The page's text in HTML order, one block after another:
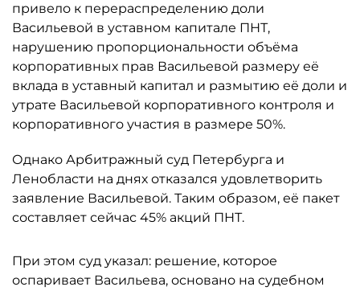
привело к перераспределению доли
Васильевой в уставном капитале ПНТ,
нарушению пропорциональности объёма
корпоративных прав Васильевой размеру её
вклада в уставный капитал и размытию её доли и
утрате Васильевой корпоративного контроля и
корпоративного участия в размере 50%.
Однако Арбитражный суд Петербурга и
Ленобласти на днях отказался удовлетворить
заявление Васильевой. Таким образом, её пакет
составляет сейчас 45% акций ПНТ.
При этом суд указал: решение, которое
оспаривает Васильева, основано на судебном